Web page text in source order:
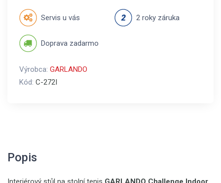
Servis u vás 2 roky záruka
Doprava zadarmo
Výrobca: GARLANDO
Kód: C-272I
Popis